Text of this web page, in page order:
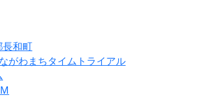
長和町
がわまちタイムトライアル
M